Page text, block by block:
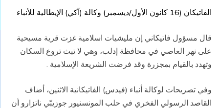
الفاتيكان (16 كانون الأول/ديسمبر) وكالة (آكي) الإيطالية للأنباء
قال مسؤول فاتيكاني إن مليشيات اسلامية غزت قرية مسيحية
على نهر العاصي في محافظة إدلب، وهي لا تبث تروع السكان
وتهدد بالقيام بمجزرة وقد فرضت الشريعة الإسلامية .
وفي تصريحات لوكالة أنباء (فيدس) الفاتيكانية الاثنين، أضاف
القاصد الرسولي الفخري في حلب المونسنيور جوزيبّي ناتزارو أن